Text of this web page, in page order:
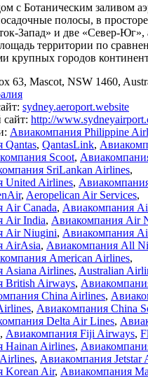
с Ботаническим заливом
полосы, в
Запад» и две «Север-Юг»,
территории по
крупных городов
63, Mascot, NSW 1460,
sydney.aeroport.website
http://
Авиакомпания Philippine
Qantas, QantasLink,
Scoot,
SriLankan Airlines,
United Airlines,
, Aeropelican Air Services,
Air Canada, Авиакомпания
Air India, Авиакомпания Air
Air Niugini, Авиакомпания
AirAsia, Авиакомпания All
American Airlines,
Asiana Airlines, Australian
British Airways,
China Airlines,
, Авиакомпания China
Delta Air Lines,
, Авиакомпания Fiji Airways,
Hainan Airlines,
, Авиакомпания Jetstar
Korean Air, Авиакомпания